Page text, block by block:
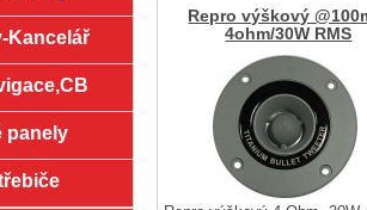
Repro výškový
4ohm/30W RMS
Kancelář
panely